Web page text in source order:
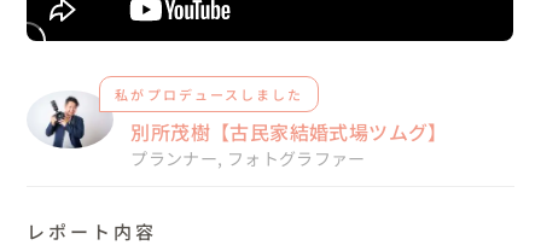
私がプロデュースしました
別所茂樹【古民家結婚式場ツムグ】
プランナー, フォトグラファー
レポート内容